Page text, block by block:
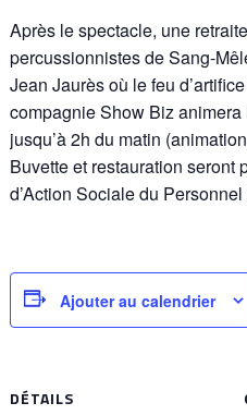
Après le spectacle, une
percussionnistes de Sang-
Jean Jaurès où le feu
compagnie Show Biz
jusqu’à 2h du matin
Buvette et restauration seront
d’Action Sociale du
Ajouter au calendrier
DÉTAILS